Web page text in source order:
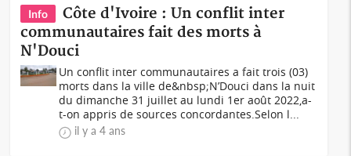
Info
Côte d'Ivoire : Un conflit inter
communautaires fait des morts à
N'Douci
Un conflit inter communautaires a fait trois (03)
morts dans la ville de&nbsp;N’Douci dans la nuit
du dimanche 31 juillet au lundi 1er août 2022,a-
t-on appris de sources concordantes.Selon l...
il y a 4 ans